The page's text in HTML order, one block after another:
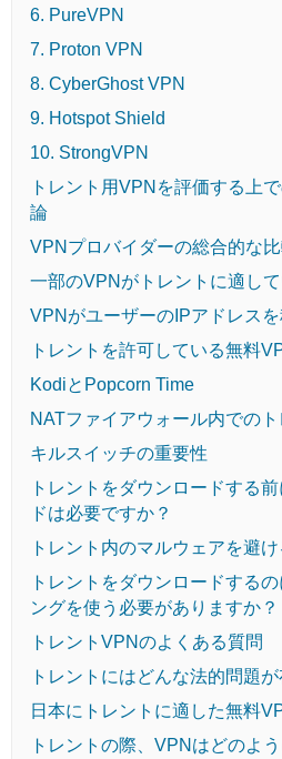
6. PureVPN
7. Proton VPN
8. CyberGhost VPN
9. Hotspot Shield
10. StrongVPN
トレント用VPNを評価する上
論
VPNプロバイダーの総合的な
一部のVPNがトレントに適し
VPNがユーザーのIPアドレス
トレントを許可している無料
KodiとPopcorn Time
NATファイアウォール内での
キルスイッチの重要性
トレントをダウンロードする
ドは必要ですか？
トレント内のマルウェアを避
トレントをダウンロードする
ングを使う必要がありますか？
トレントVPNのよくある質問
トレントにはどんな法的問題
日本にトレントに適した無料
トレントの際、VPNはどのよ